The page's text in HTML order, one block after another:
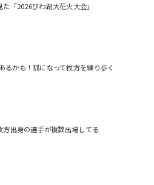
「2026びわ湖大花火大会」
るかも！狐になって枚方を練り歩く
方出身の選手が複数出場してる